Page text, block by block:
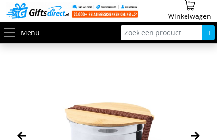
Winkelwagen
Menu